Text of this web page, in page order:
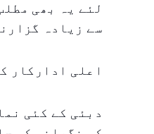
لئے یہ بھی
سے زیادہ
اعلی ادارکار
دبئی کے کئی